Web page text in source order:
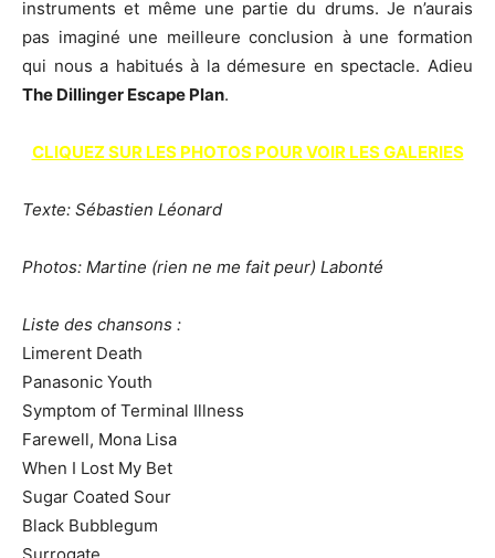
instruments et même une partie du drums. Je n’aurais
pas imaginé une meilleure conclusion à une formation
qui nous a habitués à la démesure en spectacle. Adieu
The Dillinger Escape Plan.
CLIQUEZ SUR LES PHOTOS POUR VOIR LES GALERIES
Texte: Sébastien Léonard
Photos: Martine (rien ne me fait peur) Labonté
Liste des chansons :
Limerent Death
Panasonic Youth
Symptom of Terminal Illness
Farewell, Mona Lisa
When I Lost My Bet
Sugar Coated Sour
Black Bubblegum
Surrogate